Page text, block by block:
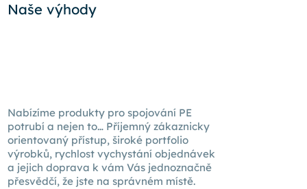
Naše výhody
Nabízíme produkty pro spojování PE
potrubí a nejen to… Příjemný zákaznicky
orientovaný přístup, široké portfolio
výrobků, rychlost vychystání objednávek
a jejich doprava kvám Vás jednoznačně
přesvědčí, že jste na správném místě.